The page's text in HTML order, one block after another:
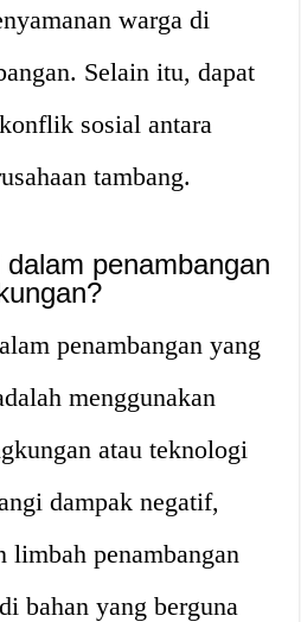
warga di
Selain itu, dapat
sosial antara
tambang.
penambangan
penambangan yang
menggunakan
atau teknologi
dampak negatif,
limbah penambangan
bahan yang berguna